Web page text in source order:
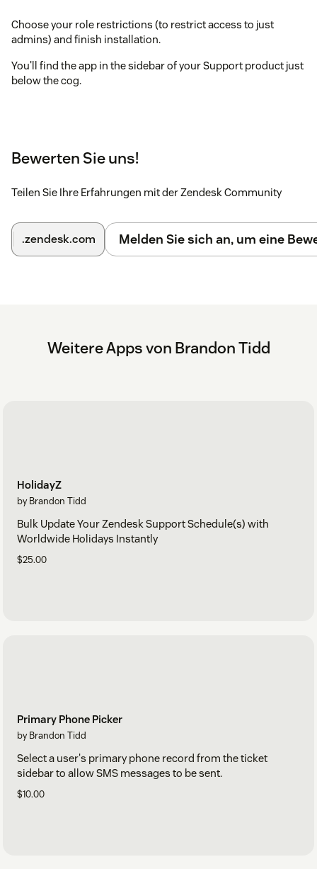
Choose your role restrictions (to restrict access to just
admins) and finish installation.
You'll find the app in the sidebar of your Support product just
below the cog.
Bewerten Sie uns!
Teilen Sie Ihre Erfahrungen mit der Zendesk Community
.zendesk.com Melden Sie sich an, um eine
Weitere Apps von Brandon Tidd
HolidayZ
by Brandon Tidd
Bulk Update Your Zendesk Support Schedule(s) with
Worldwide Holidays Instantly
$25.00
Primary Phone Picker
by Brandon Tidd
Select a user's primary phone record from the ticket
sidebar to allow SMS messages to be sent.
$10.00